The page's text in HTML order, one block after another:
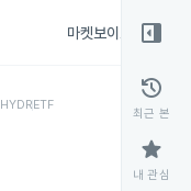
마켓보이스
HYDRETF
right_panel_open
history
최근 본
star
내 관심